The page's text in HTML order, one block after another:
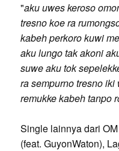
"aku uwes keroso
tresno koe ra
kabeh perkoro kuwi
aku lungo tak akoni
suwe aku tok
ra sempurno tresno
remukke kabeh tanpo
Single lainnya dari
(feat. GuyonWaton),